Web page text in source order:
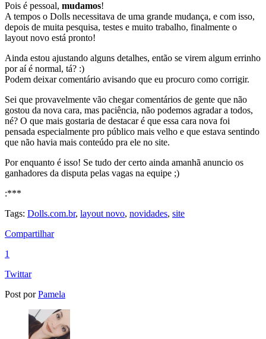
Pois é pessoal, mudamos!
A tempos o Dolls necessitava de uma grande mudança, e com isso,
depois de muita pesquisa, testes e muito trabalho, finalmente o
layout novo está pronto!
Ainda estou ajustando alguns detalhes, então se virem algum errinho
por aí é normal, tá? :)
Podem deixar comentário avisando que eu procuro como corrigir.
Sei que provavelmente vão chegar comentários de gente que não
gostou da nova cara, mas paciência, não podemos agradar a todos,
né? O que mais gostaria de destacar é que essa cara nova foi
pensada especialmente pro público mais velho e que estava sentindo
que não havia mais conteúdo pra ele no site.
Por enquanto é isso! Se tudo der certo ainda amanhã anuncio os
ganhadores da disputa pelas vagas na equipe ;)
:***
Tags: Dolls.com.br, layout novo, novidades, site
Compartilhar
1
Twittar
Post porPamela